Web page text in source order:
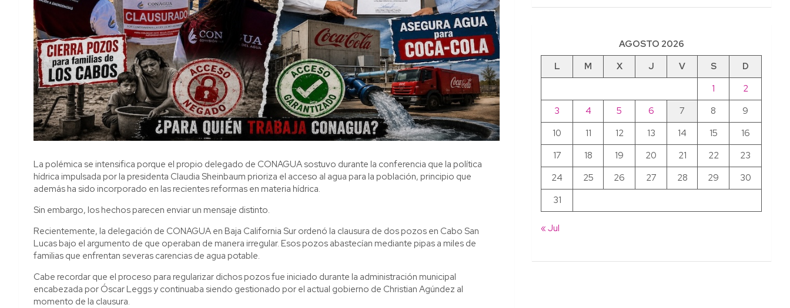
La polémica se intensifica porque el propio delegado de CONAGUA sostuvo durante la conferencia que la política
hídrica impulsada por la presidenta Claudia Sheinbaum prioriza el acceso al agua para la población, principio que
además ha sido incorporado en las recientes reformas en materia hídrica.
Sin embargo, los hechos parecen enviar un mensaje distinto.
Recientemente, la delegación de CONAGUA en Baja California Sur ordenó la clausura de dos pozos en Cabo San
Lucas bajo el argumento de que operaban de manera irregular. Esos pozos abastecían mediante pipas a miles de
familias que enfrentan severas carencias de agua potable.
Cabe recordar que el proceso para regularizar dichos pozos fue iniciado durante la administración municipal
encabezada por Óscar Leggs y continuaba siendo gestionado por el actual gobierno de Christian Agúndez al
momento de la clausura.
AGOSTO 2026
L
M X J V S
D
1
2
3
4 5 6 7 8
9
10
11 12 13 14 15
16
17
18 19 20 21 22
23
24
25 26 27 28 29
30
31
« Jul